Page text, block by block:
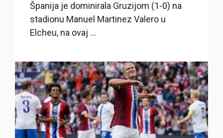
Španija je dominirala Gruzijom (1-0) na
stadionu Manuel Martinez Valero u
Elcheu, na ovaj ...